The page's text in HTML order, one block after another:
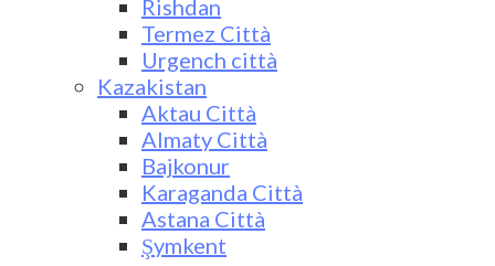
Rishdan
Termez Città
Urgench città
Kazakistan
Aktau Città
Almaty Città
Bajkonur
Karaganda Città
Astana Città
Şymkent